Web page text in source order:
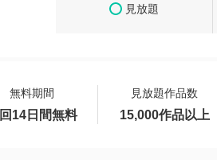
見放題
無料期間 見放題作品数
14日間無料 15,000作品以上